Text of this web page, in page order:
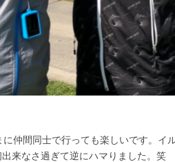
仲間同士で行っても楽しいです。イ
来なさ過ぎて逆にハマりました。笑